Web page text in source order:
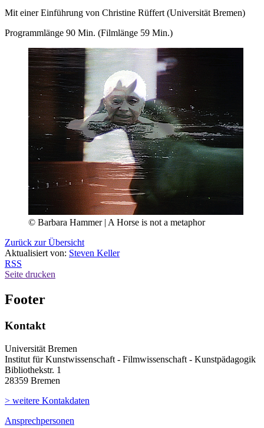
Mit einer Einführung von Christine Rüffert (Universität Bremen)
Programmlänge 90 Min. (Filmlänge 59 Min.)
© Barbara Hammer | A Horse is not a metaphor
Zurück zur Übersicht
Aktualisiert von: Steven Keller
RSS
Seite drucken
Footer
Kontakt
Universität Bremen
Institut für Kunstwissenschaft - Filmwissenschaft - Kunstpädagogik
Bibliothekstr. 1
28359 Bremen
> weitere Kontakdaten
Ansprechpersonen